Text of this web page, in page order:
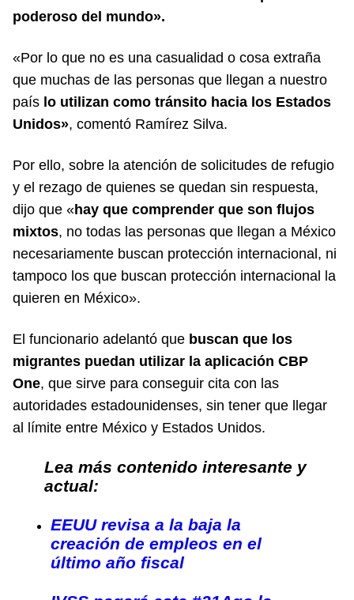
poderoso del mundo».
«Por lo que no es una casualidad o cosa extraña
que muchas de las personas que llegan a nuestro
país lo utilizan como tránsito hacia los Estados
Unidos», comentó Ramírez Silva.
Por ello, sobre la atención de solicitudes de refugio
y el rezago de quienes se quedan sin respuesta,
dijo que «hay que comprender que son flujos
mixtos, no todas las personas que llegan a México
necesariamente buscan protección internacional, ni
tampoco los que buscan protección internacional la
quieren en México».
El funcionario adelantó que buscan que los
migrantes puedan utilizar la aplicación CBP
One, que sirve para conseguir cita con las
autoridades estadounidenses, sin tener que llegar
al límite entre México y Estados Unidos.
Lea más contenido interesante y
actual:
EEUU revisa a la baja la
creación de empleos en el
último año fiscal